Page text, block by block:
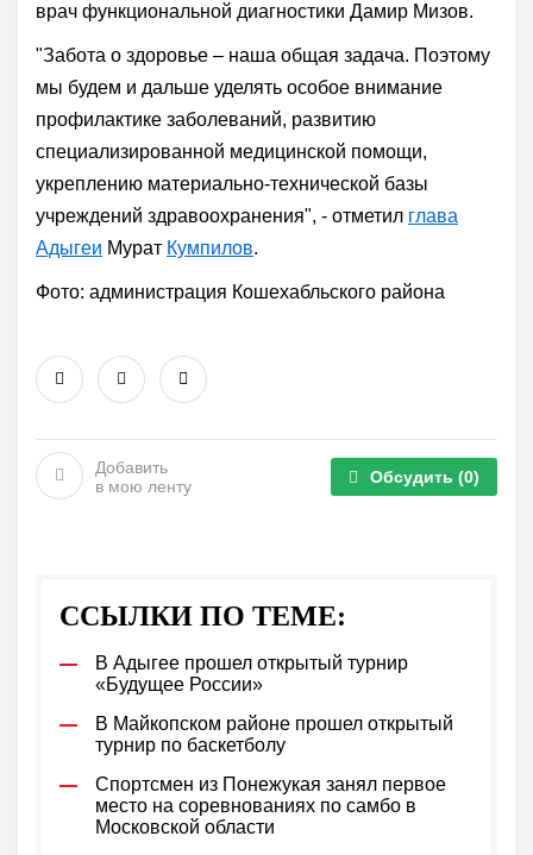
врач функциональной диагностики Дамир Мизов.
"Забота о здоровье – наша общая задача. Поэтому
мы будем и дальше уделять особое внимание
профилактике заболеваний, развитию
специализированной медицинской помощи,
укреплению материально-технической базы
учреждений здравоохранения", - отметил глава
Адыгеи Мурат Кумпилов.
Фото: администрация Кошехабльского района
Добавить
в мою ленту
Обсудить (0)
ССЫЛКИ ПО ТЕМЕ:
В Адыгее прошел открытый турнир
«Будущее России»
В Майкопском районе прошел открытый
турнир по баскетболу
Спортсмен из Понежукая занял первое
место на соревнованиях по самбо в
Московской области